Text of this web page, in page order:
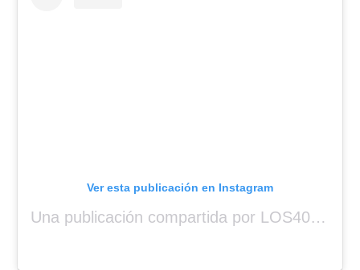
Ver esta publicación en Instagram
Una publicación compartida por LOS40 Panamá (@los40panama)